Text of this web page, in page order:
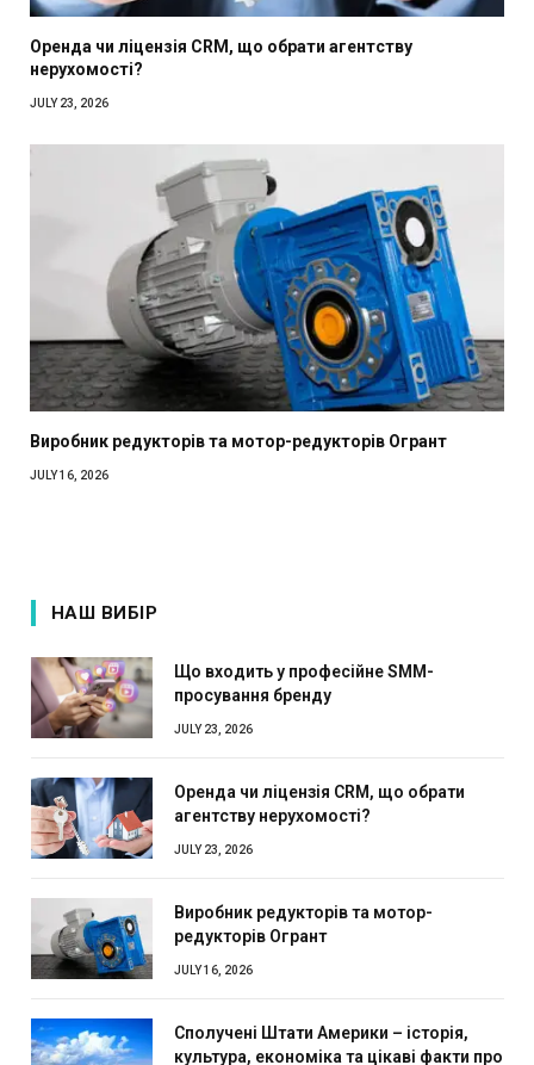
Оренда чи ліцензія CRM, що обрати агентству
нерухомості?
JULY 23, 2026
Виробник редукторів та мотор-редукторів Огрант
JULY 16, 2026
НАШ ВИБІР
Що входить у професійне SMM-
просування бренду
JULY 23, 2026
Оренда чи ліцензія CRM, що обрати
агентству нерухомості?
JULY 23, 2026
Виробник редукторів та мотор-
редукторів Огрант
JULY 16, 2026
Сполучені Штати Америки – історія,
культура, економіка та цікаві факти про